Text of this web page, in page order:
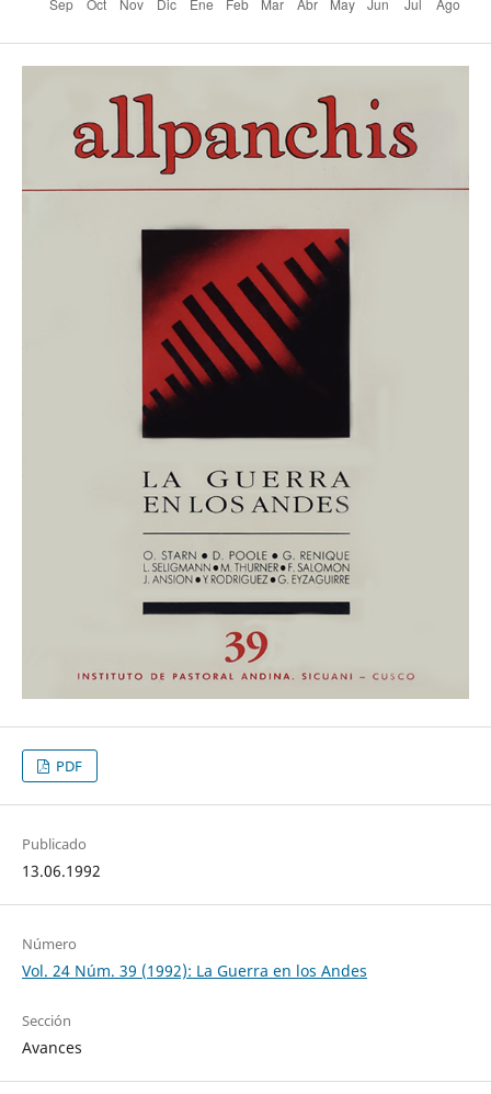
PDF
Publicado
13.06.1992
Número
Vol. 24 Núm. 39 (1992): La Guerra en los Andes
Sección
Avances